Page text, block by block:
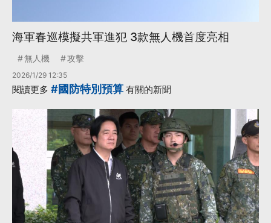
海軍春巡模擬共軍進犯 3款無人機首度亮相
無人機 攻擊
2026/1/29 12:35
閱讀更多 #國防特別預算 有關的新聞